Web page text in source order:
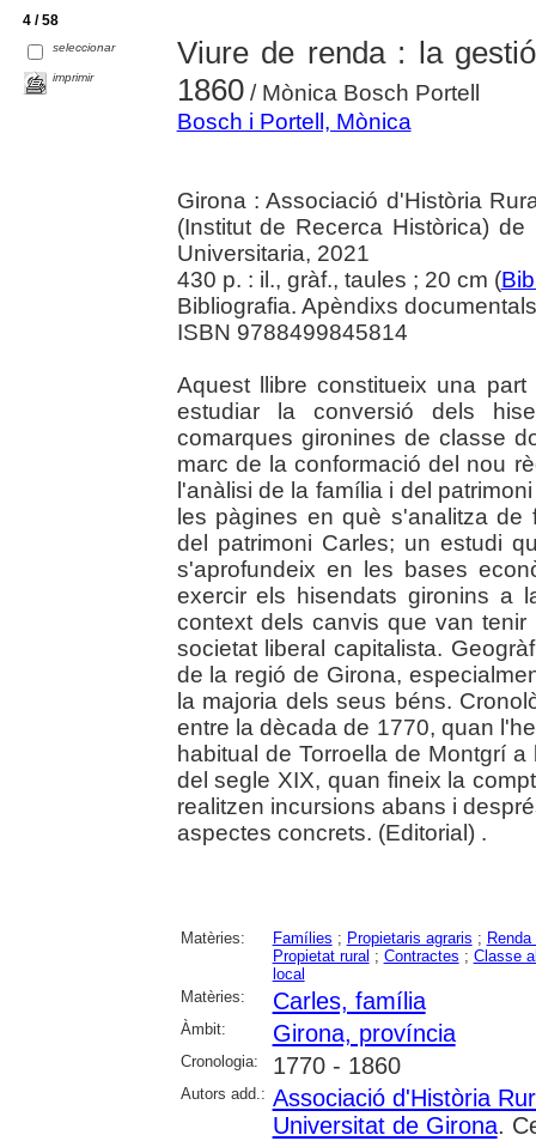
4 / 58
seleccionar
imprimir
Viure de renda : la
1860/ Mònica Bosch Portell
Bosch i Portell, Mònica
Girona : Associació d'Història
(Institut de Recerca Històrica)
Universitaria, 2021
430 p. : il., gràf., taules ; 20 cm (
Bibliografia. Apèndixs
ISBN 9788499845814
Aquest llibre constitueix una
estudiar la conversió dels
comarques gironines de classe
marc de la conformació del nou
l'anàlisi de la família i del
les pàgines en què s'analitza
del patrimoni Carles; un estudi
s'aprofundeix en les bases
exercir els hisendats gironins a
context dels canvis que van
societat liberal capitalista.
de la regió de Girona,
la majoria dels seus béns.
entre la dècada de 1770, quan
habitual de Torroella de Montgrí
del segle XIX, quan fineix la
realitzen incursions abans i
aspectes concrets. (Editorial) .
Matèries: Famílies ; Propietaris agraris ;
Propietat rural ; Contractes ; Classe
local
Matèries:
Carles, família
Àmbit: Girona, província
Cronologia: 1770 - 1860
Autors add.: Associació d'Història
Universitat de Girona.